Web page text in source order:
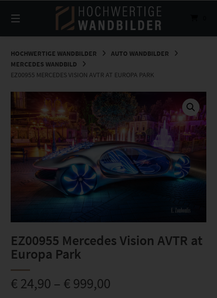
zum
Inhalt
HOCHWERTIGE WANDBILDER
AUTO WANDBILDER
MERCEDES WANDBILD
EZ00955 MERCEDES VISION AVTR AT EUROPA PARK
EZ00955 Mercedes Vision AVTR at
Europa Park
€24,90 – €999,00